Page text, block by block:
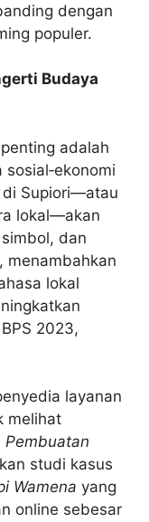
dengan
populer.
Budaya
adalah
di Supiori—atau
lokal—akan
dan
menambahkan
lokal
2023,
layanan
melihat
Pembuatan
studi kasus
Wamena yang
online sebesar